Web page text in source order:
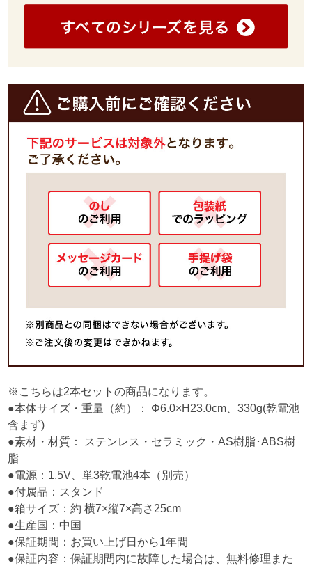
※こちらは2本セットの商品になります。
●本体サイズ・重量（約）： Φ6.0×H23.0cm、330g(乾電池
含まず)
●素材・材質： ステンレス・セラミック・AS樹脂･ABS樹
脂
●電源：1.5V、単3乾電池4本（別売）
●付属品：スタンド
●箱サイズ：約 横7×縦7×高さ25cm
●生産国：中国
●保証期間：お買い上げ日から1年間
●保証内容：保証期間内に故障した場合は、無料修理また